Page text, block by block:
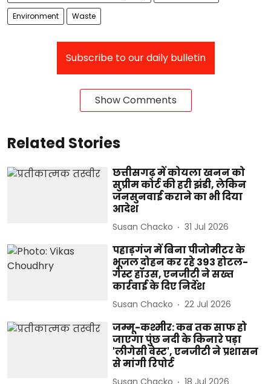
Environment Waste
Subscribe to our daily bulletin
Show Comments
Related Stories
छत्तीसगढ़ में कोयला खनन को
सुप्रीम कोर्ट की हरी झंडी, लेकिन
जनसुनवाई कराने का भी दिया
आदेश
Susan Chacko 31 Jul 2026
पहाड़गंज में बिना पीजोमीटर के
भूजल दोहन कर रहे 393 होटल-
गेस्ट हॉउस, एनजीटी ने सख्त
कार्रवाई के दिए निर्देश
Susan Chacko 22 Jul 2026
जम्मू-कश्मीर: कब तक साफ हो
जाएगा पुंछ नदी के किनारे पड़ा
'लीगेसी वेस्ट', एनजीटी ने प्रशासन
से मांगी रिपोर्ट
Susan Chacko 18 Jul 2026